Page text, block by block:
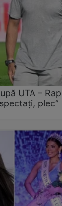
UTA –
plec”